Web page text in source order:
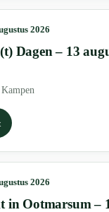
2026
Dagen – 13
Kampen
2026
in Ootmarsum –